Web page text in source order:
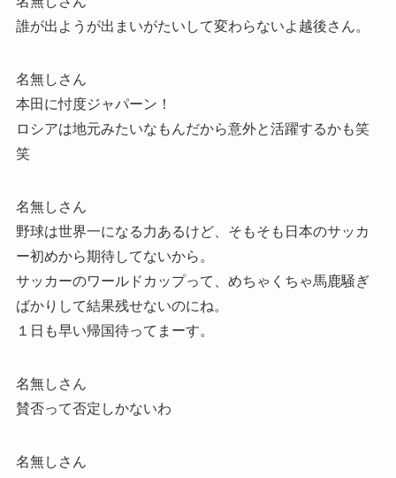
誰が出ようが出まいがたいして変わらないよ越後さん。
名無しさん
本田に忖度ジャパーン！
ロシアは地元みたいなもんだから意外と活躍するかも笑
笑
名無しさん
野球は世界一になる力あるけど、そもそも日本のサッカ
ー初めから期待してないから。
サッカーのワールドカップって、めちゃくちゃ馬鹿騒ぎ
ばかりして結果残せないのにね。
１日も早い帰国待ってまーす。
名無しさん
賛否って否定しかないわ
名無しさん